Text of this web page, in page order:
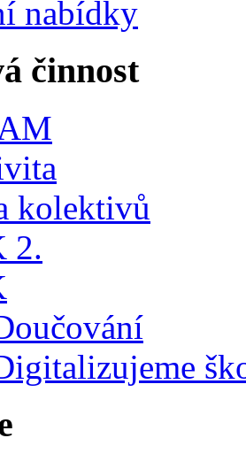
nabídky
činnost
kolektivů
2.